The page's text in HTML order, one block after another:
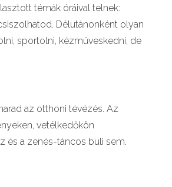
témák óráival telnek:
Délutánonként olyan
sportolni, kézműveskedni, de
az otthoni tévézés. Az
vetélkedőkön
és a zenés-táncos buli sem.